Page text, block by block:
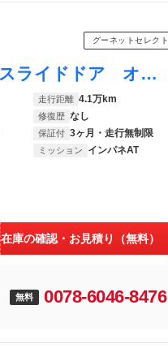
グーネットセレクト
フリード Ｇ エアロ ＥＴＣ ナビ 両側電動スライドドア オートライト ＨＩＤ スマートキー 電動格納ミラー ３列シート ＣＶＴ アルミホイール ＣＤ 盗難防止システム 衝突安全ボディ ＡＢＳ ＥＳＣ エアコン
走行距離 4.1万km
修復歴 なし
保証付 3ヶ月・走行無制限
ミッション インパネAT
在庫の確認・お見積り（無料）
無料 0078-6046-8476